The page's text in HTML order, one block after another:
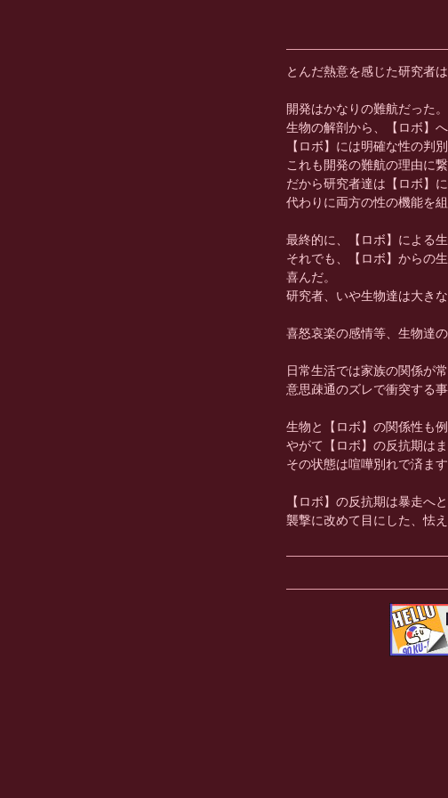
とんだ熱意を感じた研究者
開発はかなりの難航だった。
生物の解剖から、【ロボ】
【ロボ】には明確な性の判別
これも開発の難航の理由に
だから研究者達は【ロボ】
代わりに両方の性の機能を
最終的に、【ロボ】による
それでも、【ロボ】からの
喜んだ。
研究者、いや生物達は大き
喜怒哀楽の感情等、生物達
日常生活では家族の関係が
意思疎通のズレで衝突する事
生物と【ロボ】の関係性も
やがて【ロボ】の反抗期は
その状態は喧嘩別れで済ま
【ロボ】の反抗期は暴走へ
襲撃に改めて目にした、怯